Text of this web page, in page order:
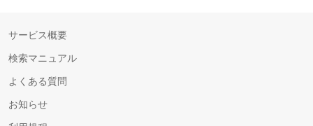
サービス概要
検索マニュアル
よくある質問
お知らせ